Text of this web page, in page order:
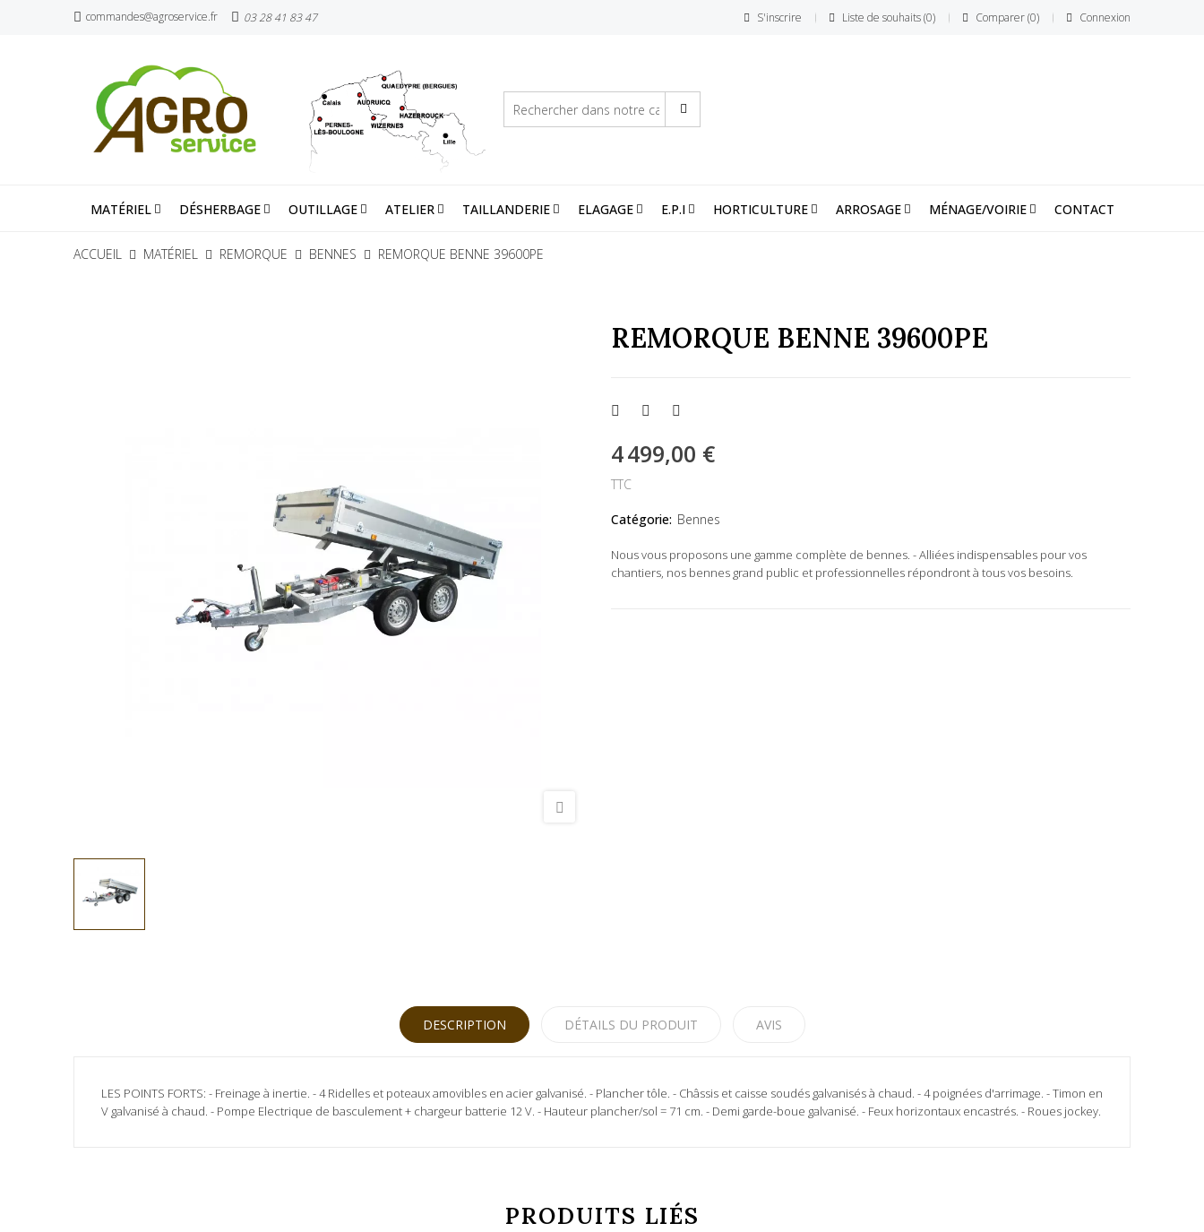
commandes@agroservice.fr 03 28 41 83 47 S'inscrire Liste de souhaits 0 Comparer 0 Connexion
MATÉRIEL DÉSHERBAGE OUTILLAGE ATELIER TAILLANDERIE ELAGAGE E.P.I HORTICULTURE ARROSAGE MÉNAGE/VOIRIE CONTACT
ACCUEIL MATÉRIEL REMORQUE BENNES REMORQUE BENNE 39600PE
REMORQUE BENNE 39600PE
4 499,00 €
TTC
Catégorie: Bennes
Nous vous proposons une gamme complète de bennes. - Alliées indispensables pour vos
chantiers, nos bennes grand public et professionnelles répondront à tous vos besoins.
DESCRIPTION DÉTAILS DU PRODUIT AVIS
LES POINTS FORTS: - Freinage à inertie. - 4 Ridelles et poteaux amovibles en acier galvanisé. - Plancher tôle. - Châssis et caisse soudés galvanisés à chaud. - 4 poignées d'arrimage. - Timon en
V galvanisé à chaud. - Pompe Electrique de basculement + chargeur batterie 12 V. - Hauteur plancher/sol = 71 cm. - Demi garde-boue galvanisé. - Feux horizontaux encastrés. - Roues jockey.
2 essieux Caisse Basculante par pompe Electrique Freinage à inertie Roues 1555R13C Rou
e jockey Diam 60mm Timon galvanisé en V
PRODUITS LIÉS